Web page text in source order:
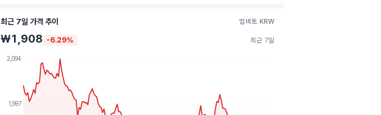
최근 7일 가격 추이 업비트 KRW
₩1,908 -6.29% 최근 7일
2,094
1,997